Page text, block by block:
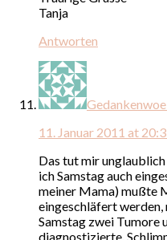
Tanja
Antworten
11. Januar 2011 at
Das tut mir
ich Samstag auch
meiner Mama) mußte
eingeschläfert
Samstag zwei Tumore
diagnostizierte.